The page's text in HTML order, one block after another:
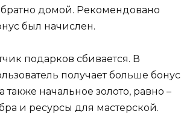
домой. Рекомендовано
был начислен.
подарков сбивается. В
получает больше бонус
начальное золото, равно –
и ресурсы для мастерской.